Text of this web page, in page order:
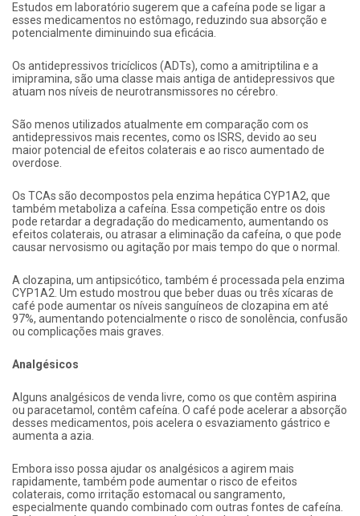
Estudos em laboratório sugerem que a cafeína pode se ligar a
esses medicamentos no estômago, reduzindo sua absorção e
potencialmente diminuindo sua eficácia.
Os antidepressivos tricíclicos (ADTs), como a amitriptilina e a
imipramina, são uma classe mais antiga de antidepressivos que
atuam nos níveis de neurotransmissores no cérebro.
São menos utilizados atualmente em comparação com os
antidepressivos mais recentes, como os ISRS, devido ao seu
maior potencial de efeitos colaterais e ao risco aumentado de
overdose.
Os TCAs são decompostos pela enzima hepática CYP1A2, que
também metaboliza a cafeína. Essa competição entre os dois
pode retardar a degradação do medicamento, aumentando os
efeitos colaterais, ou atrasar a eliminação da cafeína, o que pode
causar nervosismo ou agitação por mais tempo do que o normal.
A clozapina, um antipsicótico, também é processada pela enzima
CYP1A2. Um estudo mostrou que beber duas ou três xícaras de
café pode aumentar os níveis sanguíneos de clozapina em até
97%, aumentando potencialmente o risco de sonolência, confusão
ou complicações mais graves.
Analgésicos
Alguns analgésicos de venda livre, como os que contêm aspirina
ou paracetamol, contêm cafeína. O café pode acelerar a absorção
desses medicamentos, pois acelera o esvaziamento gástrico e
aumenta a azia.
Embora isso possa ajudar os analgésicos a agirem mais
rapidamente, também pode aumentar o risco de efeitos
colaterais, como irritação estomacal ou sangramento,
especialmente quando combinado com outras fontes de cafeína.